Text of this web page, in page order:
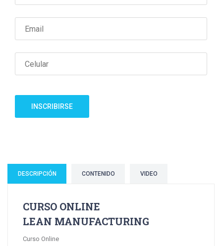
INSCRIBIRSE
DESCRIPCIÓN CONTENIDO VIDEO
CURSO ONLINE
LEAN MANUFACTURING
Curso Online